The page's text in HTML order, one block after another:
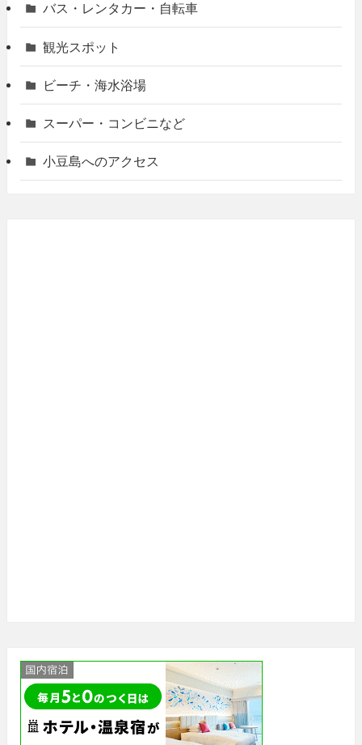
バス・レンタカー・自転車
観光スポット
ビーチ・海水浴場
スーパー・コンビニなど
小豆島へのアクセス